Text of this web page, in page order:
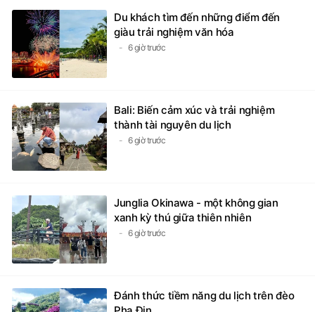
Du khách tìm đến những điểm đến
giàu trải nghiệm văn hóa
6 giờ trước
Bali: Biến cảm xúc và trải nghiệm
thành tài nguyên du lịch
6 giờ trước
Junglia Okinawa - một không gian
xanh kỳ thú giữa thiên nhiên
6 giờ trước
Đánh thức tiềm năng du lịch trên đèo